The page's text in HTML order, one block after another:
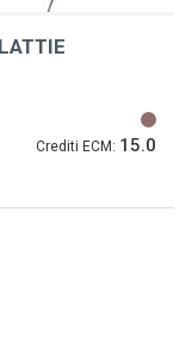
Crediti ECM: 15.0